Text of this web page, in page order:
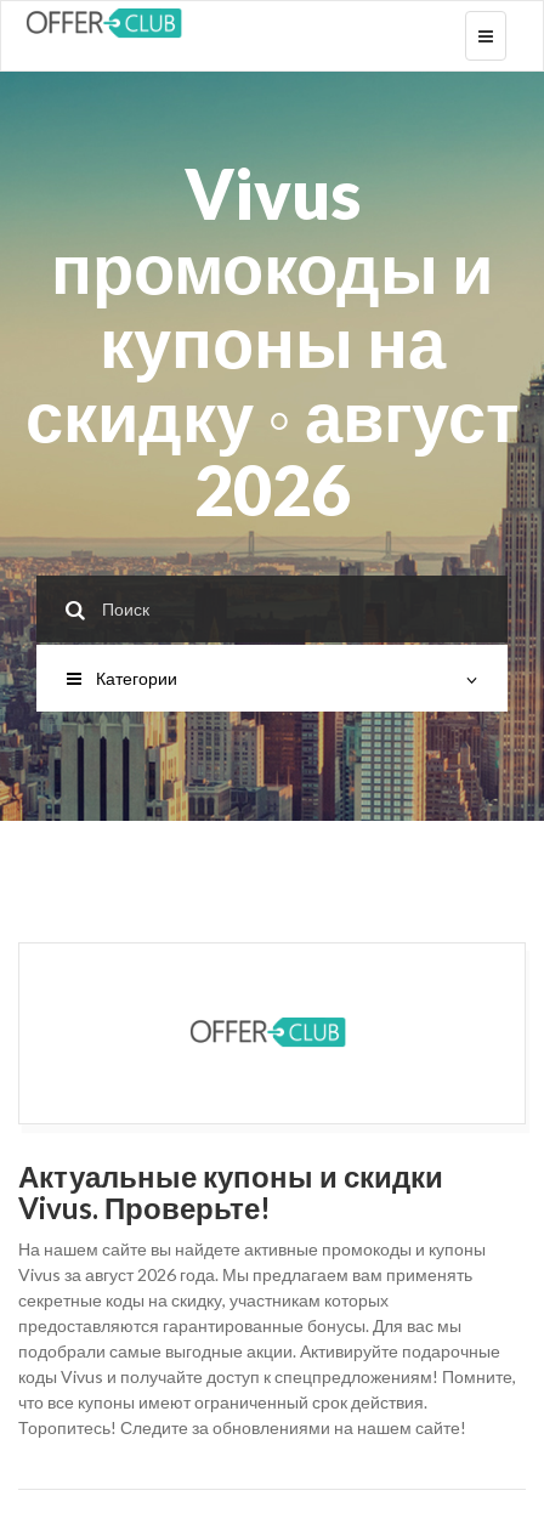
Toggle
Vivus
промокоды и
купоны на
скидку ◦ август
2026
Категории
Актуальные купоны и скидки
Vivus. Проверьте!
На нашем сайте вы найдете активные промокоды и купоны
Vivus за август 2026 года. Мы предлагаем вам применять
секретные коды на скидку, участникам которых
предоставляются гарантированные бонусы. Для вас мы
подобрали самые выгодные акции. Активируйте подарочные
коды Vivus и получайте доступ к спецпредложениям! Помните,
что все купоны имеют ограниченный срок действия.
Торопитесь! Следите за обновлениями на нашем сайте!